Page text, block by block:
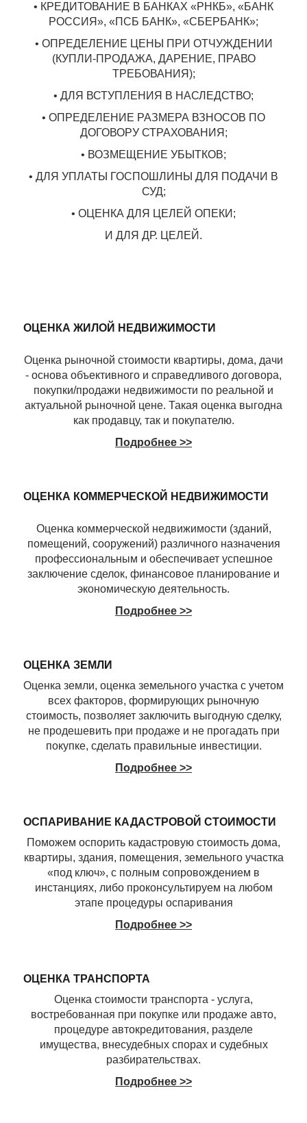
• КРЕДИТОВАНИЕ В БАНКАХ «РНКБ», «БАНК
РОССИЯ», «ПСБ БАНК», «СБЕРБАНК»;
• ОПРЕДЕЛЕНИЕ ЦЕНЫ ПРИ ОТЧУЖДЕНИИ
(КУПЛИ-ПРОДАЖА, ДАРЕНИЕ, ПРАВО
ТРЕБОВАНИЯ);
• ДЛЯ ВСТУПЛЕНИЯ В НАСЛЕДСТВО;
• ОПРЕДЕЛЕНИЕ РАЗМЕРА ВЗНОСОВ ПО
ДОГОВОРУ СТРАХОВАНИЯ;
• ВОЗМЕЩЕНИЕ УБЫТКОВ;
• ДЛЯ УПЛАТЫ ГОСПОШЛИНЫ ДЛЯ ПОДАЧИ В
СУД;
• ОЦЕНКА ДЛЯ ЦЕЛЕЙ ОПЕКИ;
И ДЛЯ ДР. ЦЕЛЕЙ.
ОЦЕНКА ЖИЛОЙ НЕДВИЖИМОСТИ
Оценка рыночной стоимости квартиры, дома, дачи
- основа объективного и справедливого договора,
покупки/продажи недвижимости по реальной и
актуальной рыночной цене. Такая оценка выгодна
как продавцу, так и покупателю.
Подробнее >>
ОЦЕНКА КОММЕРЧЕСКОЙ НЕДВИЖИМОСТИ
Оценка коммерческой недвижимости (зданий,
помещений, сооружений) различного назначения
профессиональным и обеспечивает успешное
заключение сделок, финансовое планирование и
экономическую деятельность.
Подробнее >>
ОЦЕНКА ЗЕМЛИ
Оценка земли, оценка земельного участка с учетом
всех факторов, формирующих рыночную
стоимость, позволяет заключить выгодную сделку,
не продешевить при продаже и не прогадать при
покупке, сделать правильные инвестиции.
Подробнее >>
ОСПАРИВАНИЕ КАДАСТРОВОЙ СТОИМОСТИ
Поможем оспорить кадастровую стоимость дома,
квартиры, здания, помещения, земельного участка
«под ключ», с полным сопровождением в
инстанциях, либо проконсультируем на любом
этапе процедуры оспаривания
Подробнее >>
ОЦЕНКА ТРАНСПОРТА
Оценка стоимости транспорта - услуга,
востребованная при покупке или продаже авто,
процедуре автокредитования, разделе
имущества, внесудебных спорах и судебных
разбирательствах.
Подробнее >>